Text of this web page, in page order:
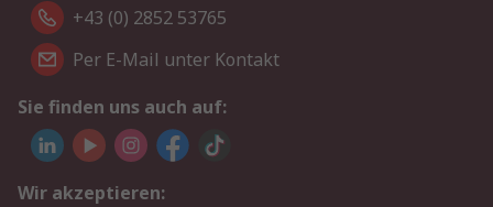
+43 (0) 2852 53765
Per E-Mail unter Kontakt
Sie finden uns auch auf:
Wir akzeptieren: